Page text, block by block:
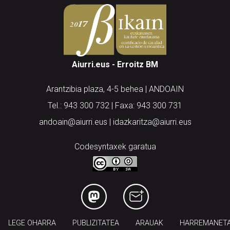
Aiurri.eus - Erroitz BM
Arantzibia plaza, 4-5 behea | ANDOAIN
Tel.: 943 300 732 | Faxa: 943 300 731
andoain@aiurri.eus | idazkaritza@aiurri.eus
Codesyntaxek garatua
LEGE OHARRA PUBLIZITATEA ARAUAK